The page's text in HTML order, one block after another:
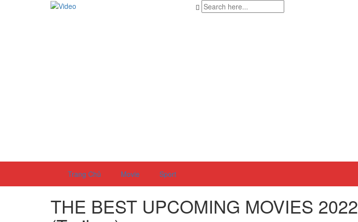
Trang Chủ Movie Sport
THE BEST UPCOMING MOVIES 2022